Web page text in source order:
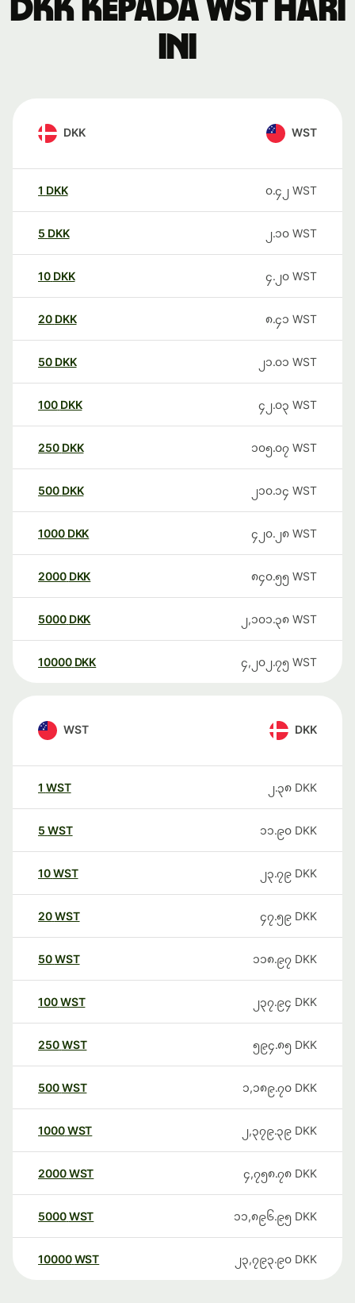
DKK kepada WST hari
ini
DKK WST
1 DKK ၀.၄၂ WST
5 DKK ၂.၁၀ WST
10 DKK ၄.၂၀ WST
20 DKK ၈.၄၁ WST
50 DKK ၂၁.၀၁ WST
100 DKK ၄၂.၀၃ WST
250 DKK ၁၀၅.၀၇ WST
500 DKK ၂၁၀.၁၄ WST
1000 DKK ၄၂၀.၂၈ WST
2000 DKK ၈၄၀.၅၅ WST
5000 DKK ၂,၁၀၁.၃၈ WST
10000 DKK ၄,၂၀၂.၇၅ WST
WST DKK
1 WST ၂.၃၈ DKK
5 WST ၁၁.၉၀ DKK
10WST ၂၃.၇၉ DKK
20WST ၄၇.၅၉ DKK
50WST ၁၁၈.၉၇ DKK
100WST ၂၃၇.၉၄ DKK
250WST ၅၉၄.၈၅ DKK
500WST ၁,၁၈၉.၇၀ DKK
1000WST ၂,၃၇၉.၃၉ DKK
2000WST ၄,၇၅၈.၇၈ DKK
5000WST ၁၁,၈၉၆.၉၅ DKK
10000 WST ၂၃,၇၉၃.၉၀ DKK